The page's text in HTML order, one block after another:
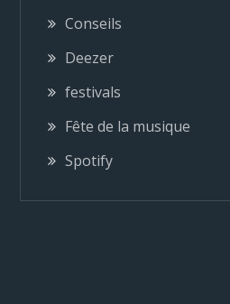
o
n
d
e
Conseils
Deezer
festivals
Fête de la musique
Spotify